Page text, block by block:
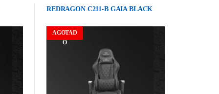
AGOTAD
O
REDRAGON C211-B GAIA BLACK